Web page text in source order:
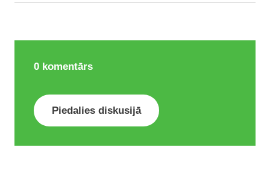
0 komentārs
Piedalies diskusijā